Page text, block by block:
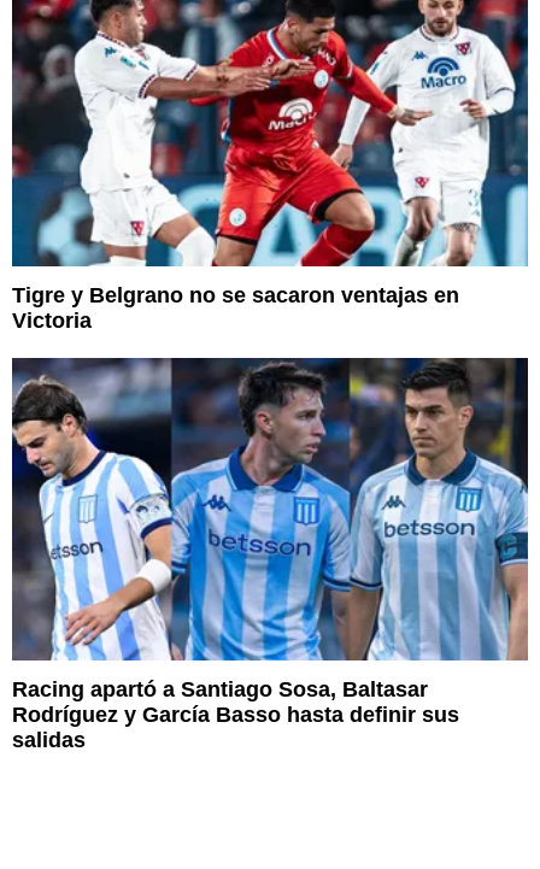
Tigre y Belgrano no se sacaron ventajas en
Victoria
Racing apartó a Santiago Sosa, Baltasar
Rodríguez y García Basso hasta definir sus
salidas